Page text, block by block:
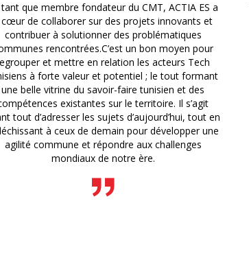
tant que membre fondateur du CMT, ACTIA ES a
de collaborer sur des projets innovants et
contribuer à solutionner des problématiques
rencontrées.C’est un bon moyen pour
et mettre en relation les acteurs Tech
à forte valeur et potentiel ; le tout formant
une belle vitrine du savoir-faire tunisien et des
existantes sur le territoire. Il s’agit
tout d’adresser les sujets d’aujourd’hui, tout en
à ceux de demain pour développer une
agilité commune et répondre aux challenges
mondiaux de notre ère.